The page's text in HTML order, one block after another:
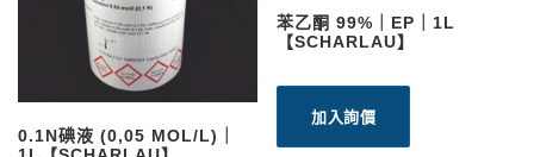
0.1N碘液 (0,05 MOL/L)｜
苯乙酮 99%｜EP｜1L
【SCHARLAU】
加入詢價